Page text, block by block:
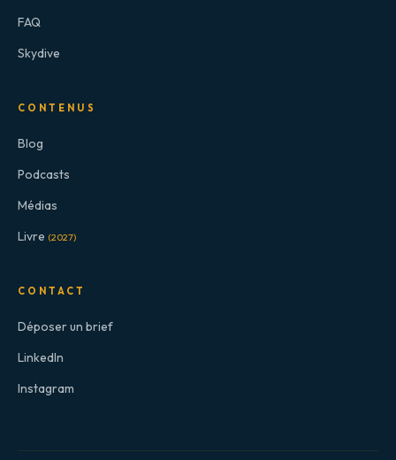
FAQ
Skydive
CONTENUS
Blog
Podcasts
Médias
Livre (2027)
CONTACT
Déposer un brief
LinkedIn
Instagram